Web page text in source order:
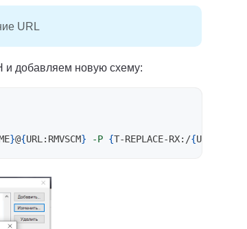
URL
и добавляем новую схему:
}@{URL:RMVSCM} -P {T-REPLACE-RX:/{URL:PORT